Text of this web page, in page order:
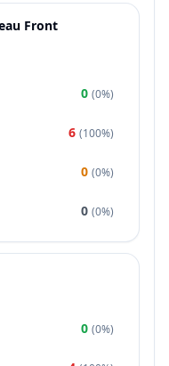
Front
0 (0%)
6 (100%)
0 (0%)
0 (0%)
0 (0%)